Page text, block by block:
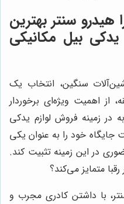
سنتر بهترین
یدکی بیل مکانیکی
سنگین، انتخاب یک
از اهمیت ویژه‌ای برخوردار
در زمینه فروش لوازم یدکی
جایگاه خود را به عنوان یکی
در این زمینه تثبیت کند.
متمایز می‌کند؟
با داشتن کادری مجرب و